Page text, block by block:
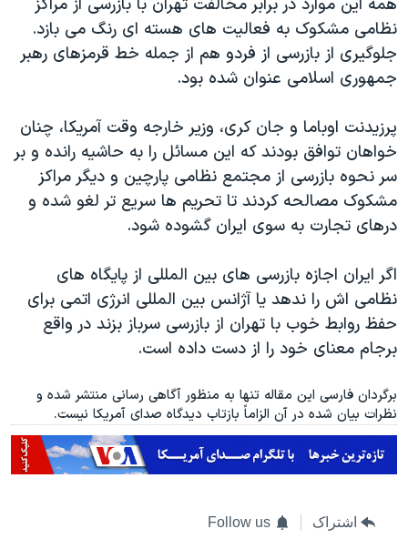
همه این موارد در برابر مخالفت تهران با بازرسی از مراکز
نظامی مشکوک به فعالیت های هسته ای رنگ می بازد.
جلوگیری از بازرسی از فردو هم از جمله خط قرمزهای رهبر
جمهوری اسلامی عنوان شده بود.
پرزیدنت اوباما و جان کری، وزیر خارجه وقت آمریکا، چنان
خواهان توافق بودند که این مسائل را به حاشیه رانده و بر
سر نحوه بازرسی از مجتمع نظامی پارچین و دیگر مراکز
مشکوک مصالحه کردند تا تحریم ها سریع تر لغو شده و
درهای تجارت به سوی ایران گشوده شود.
اگر ایران اجازه بازرسی های بین المللی از پایگاه های
نظامی اش را ندهد یا آژانس بین المللی انرژی اتمی برای
حفظ روابط خوب با تهران از بازرسی سرباز بزند در واقع
برجام معنای خود را از دست داده است.
برگردان فارسی این مقاله تنها به منظور آگاهی رسانی منتشر شده و
نظرات بیان شده در آن الزاماً بازتاب دیدگاه صدای آمریکا نیست.
اشتراک Follow us